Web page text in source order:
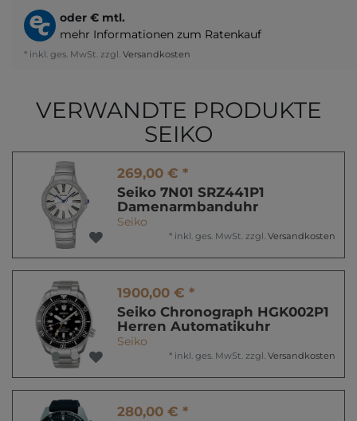
oder € mtl.
mehr Informationen zum Ratenkauf
* inkl. ges. MwSt. zzgl. Versandkosten
VERWANDTE PRODUKTE
SEIKO
269,00 € *
Seiko 7N01 SRZ441P1
Damenarmbanduhr
Seiko
* inkl. ges. MwSt. zzgl. Versandkosten
1900,00 € *
Seiko Chronograph HGK002P1
Herren Automatikuhr
Seiko
* inkl. ges. MwSt. zzgl. Versandkosten
280,00 € *